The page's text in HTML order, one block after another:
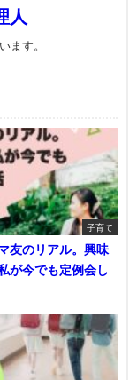
人
ます。
子育て
友のリアル。興味
が今でも定例会し